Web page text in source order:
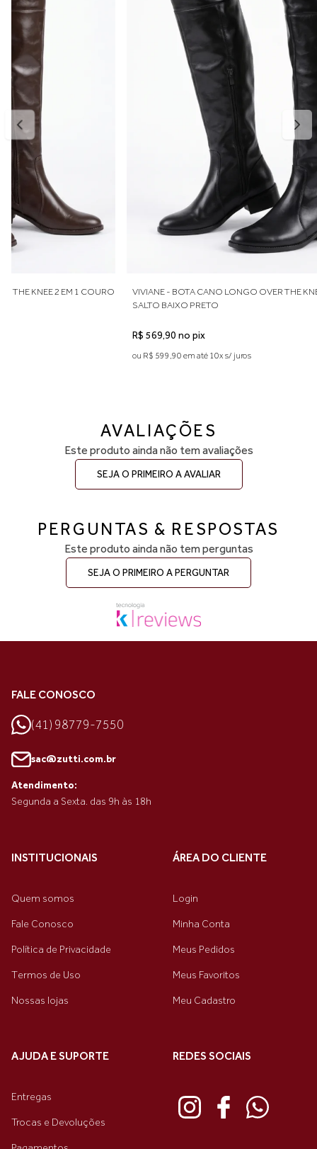
Cor: Caramelo
Salto: Bloco baixo
Altura do salto: Aproximadamente 3 cm
Bico: Redondo
Cano: Over the Knee
Fechamento: Zíper lateral
Estilo: Casual elegante
Diferencial: Cano super longo com visual sofisticado e alongador
Palmilha: Macia e confortável
Forro: Têxtil
Tabela de medidas:
34 — aproximadamente 22,5 cm
35 — aproximadamente 23 cm
36 — aproximadamente 24 cm
37 — aproximadamente 25 cm
38 — aproximadamente 25,5 cm
39 — aproximadamente 26,5 cm
Indicamos medir o comprimento do pé para escolher o tamanho
recomendamos optar pelo número maior. A primeira troca é grátis.
1 COURO
VIVIANE - BOTA CANO LONGO OVER THE KNEE 2 EM 1 COURO
SALTO BAIXO PRETO
R$ 569,90 no pix
ou R$ 599,90 em até 10x s/ juros
AVALIAÇÕES
Este produto ainda não tem avaliações
SEJA O PRIMEIRO A AVALIAR
PERGUNTAS & RESPOSTAS
Este produto ainda não tem perguntas
SEJA O PRIMEIRO A PERGUNTAR
FALE CONOSCO
(41) 98779-7550
sac@zutti.com.br
Atendimento:
Segunda a Sexta. das 9h às 18h
INSTITUCIONAIS
Quem somos
Fale Conosco
Política de Privacidade
Termos de Uso
Nossas lojas
ÁREA DO CLIENTE
Login
Minha Conta
Meus Pedidos
Meus Favoritos
Meu Cadastro
AJUDA E SUPORTE
Entregas
Trocas e Devoluções
REDES SOCIAIS